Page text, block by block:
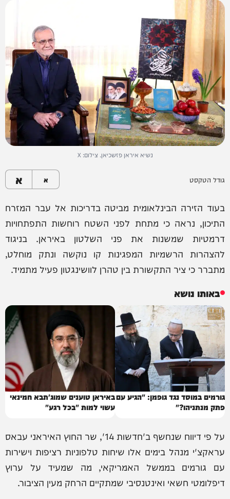
נשיא איראן פזשכיאן. צילום: X
גודל הטקסט א א
בעוד הזירה הבינלאומית מביטה בדריכות אל עבר המזרח
התיכון, נראה כי מתחת לפני השטח רוחשות התפתחויות
דרמטיות שמשנות את פני השלטון באיראן. בניגוד
להצהרות הרשמיות המפגינות קו נוקשה ונתק מוחלט,
מתברר כי ציר התקשורת בין טהרן לוושינגטון פעיל מתמיד.
באותו נושא
גורמים במוסד נגד גופמן: "הגיע עם
פתק מנתניהו?"
באיראן טוענים שמוג'תבא חמינאי
עשוי למות "בכל רגע"
על פי דיווח שנחשף ב'חדשות 14', שר החוץ האיראני עבאס
עראקצ'י מנהל בימים אלו שיחות טלפוניות רציפות וישירות
עם גורמים בממשל האמריקאי, מה שמעיד על ערוץ
דיפלומטי חשאי ואינטנסיבי שמתקיים הרחק מעין הציבור.